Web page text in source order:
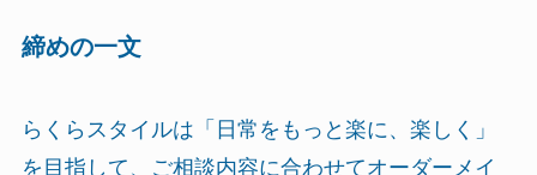
締めの一文
らくらスタイルは「日常をもっと楽に、楽しく」
を目指して、ご相談内容に合わせてオーダーメイ